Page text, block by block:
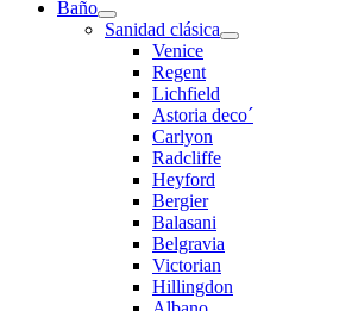
Baño
Sanidad clásica
Venice
Regent
Lichfield
Astoria deco´
Carlyon
Radcliffe
Heyford
Bergier
Balasani
Belgravia
Victorian
Hillingdon